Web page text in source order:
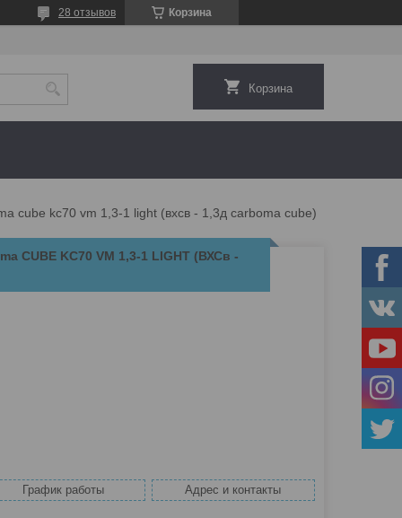
Корзина
28 отзывов
Корзина
cube kc70 vm 1,3-1 light (вхсв - 1,3д carboma cube)
CUBE KC70 VM 1,3-1 LIGHT (ВХСв -
График работы Адрес и контакты